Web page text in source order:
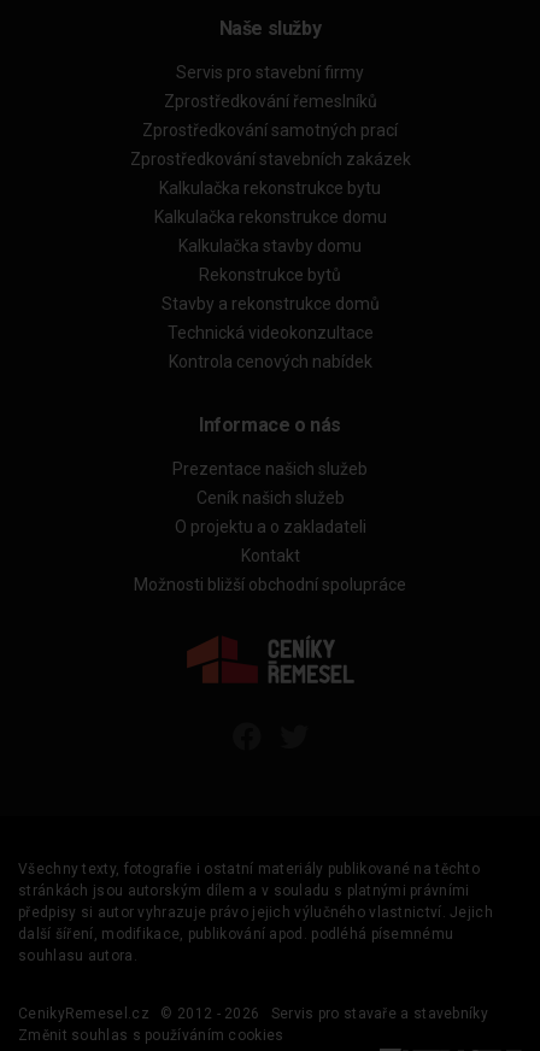
Naše služby
Servis pro stavební firmy
Zprostředkování řemeslníků
Zprostředkování samotných prací
Zprostředkování stavebních zakázek
Kalkulačka rekonstrukce bytu
Kalkulačka rekonstrukce domu
Kalkulačka stavby domu
Rekonstrukce bytů
Stavby a rekonstrukce domů
Technická videokonzultace
Kontrola cenových nabídek
Informace o nás
Prezentace našich služeb
Ceník našich služeb
O projektu a o zakladateli
Kontakt
Možnosti bližší obchodní spolupráce
Všechny texty, fotografie i ostatní materiály publikované na těchto
stránkách jsou autorským dílem a v souladu s platnými právními
předpisy si autor vyhrazuje právo jejich výlučného vlastnictví. Jejich
další šíření, modifikace, publikování apod. podléhá písemnému
souhlasu autora.
CenikyRemesel.cz © 2012 - 2026
Servis pro stavaře a stavebníky
Změnit souhlas s používáním cookies